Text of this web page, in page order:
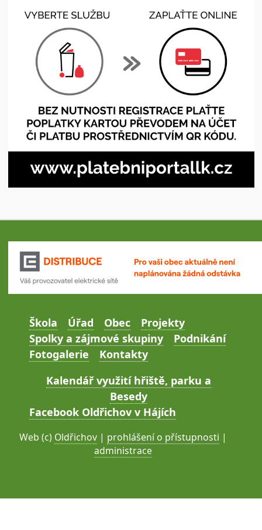
Škola Úřad Obec
Projekty
Spolky a zájmové skupiny
Podnikání
Fotogalerie
Kontakty
Kalendář využití hřiště, parku a
Besedy
Facebook Oldřichov v Hájích
Web (c) Oldřichov | prohlášení o přístupnosti |
administrace